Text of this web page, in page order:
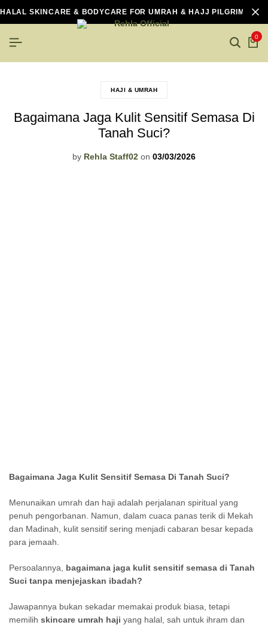
HALAL SKINCARE & BODYCARE FOR UMRAH & HAJJ PILGRIMS
0
HAJI & UMRAH
Bagaimana Jaga Kulit Sensitif Semasa Di
Tanah Suci?
by Rehla Staff02 on 03/03/2026
Bagaimana Jaga Kulit Sensitif Semasa Di Tanah Suci?
Menunaikan umrah dan haji adalah perjalanan spiritual yang
penuh pengorbanan. Namun, dalam cuaca panas terik di Mekah
dan Madinah, kulit sensitif sering menjadi cabaran besar kepada
para jemaah.
Persoalannya, bagaimana jaga kulit sensitif semasa di Tanah
Suci tanpa menjejaskan ibadah?
Jawapannya bukan sekadar memakai produk biasa, tetapi
memilih skincare umrah haji yang halal, sah untuk ihram dan